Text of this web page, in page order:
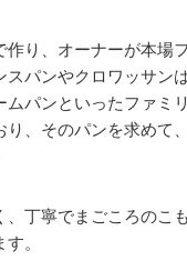
作り、オーナーが本場
パンやクロワッサン
ムパンといったファミ
り、そのパンを求めて
、丁寧でまごころのこ
。